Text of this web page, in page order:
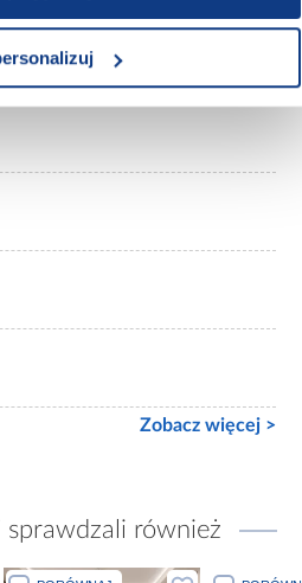
Zobacz więcej >
sprawdzali również